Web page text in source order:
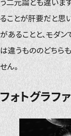
う二元論とも違いま
ることが肝要だと思
があることと、モダ
は違うもののどちら
せん。
フォトグラフ